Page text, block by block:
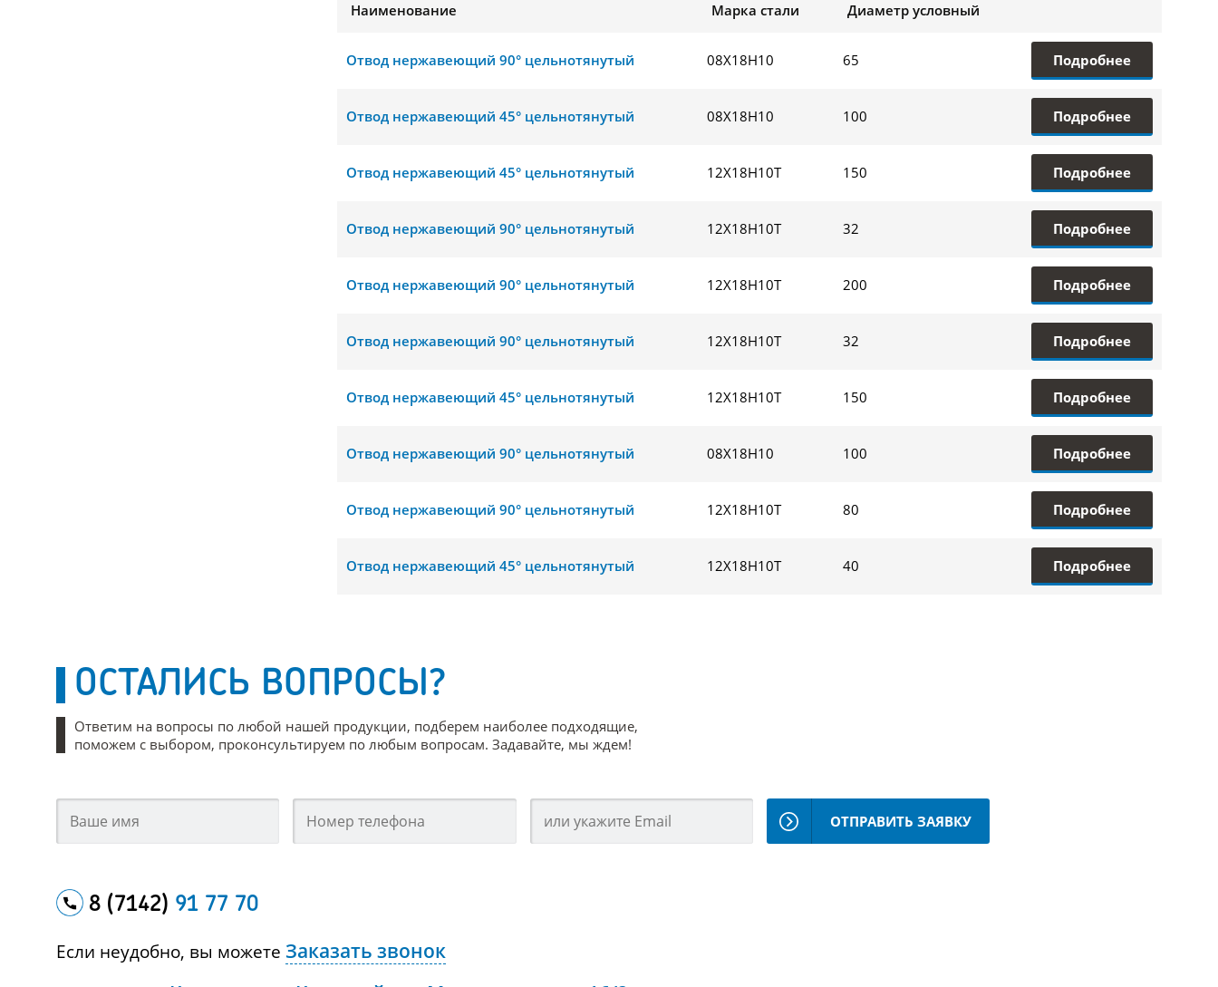
Наименование Марка стали Диаметр условный
Отвод нержавеющий 90° цельнотянутый 08Х18Н10 65 Подробнее
Отвод нержавеющий 45° цельнотянутый 08Х18Н10 100 Подробнее
Отвод нержавеющий 45° цельнотянутый 12Х18Н10Т 150 Подробнее
Отвод нержавеющий 90° цельнотянутый 12Х18Н10Т 32 Подробнее
Отвод нержавеющий 90° цельнотянутый 12Х18Н10Т 200 Подробнее
Отвод нержавеющий 90° цельнотянутый 12Х18Н10Т 32 Подробнее
Отвод нержавеющий 45° цельнотянутый 12Х18Н10Т 150 Подробнее
Отвод нержавеющий 90° цельнотянутый 08Х18Н10 100 Подробнее
Отвод нержавеющий 90° цельнотянутый 12Х18Н10Т 80 Подробнее
Отвод нержавеющий 45° цельнотянутый 12Х18Н10Т 40 Подробнее
ОСТАЛИСЬ ВОПРОСЫ?
Ответим на вопросы по любой нашей продукции, подберем наиболее подходящие,
поможем с выбором, проконсультируем по любым вопросам. Задавайте, мы ждем!
ОТПРАВИТЬ ЗАЯВКУ
8 (7142) 91 77 70
Если неудобно, вы можете Заказать звонок